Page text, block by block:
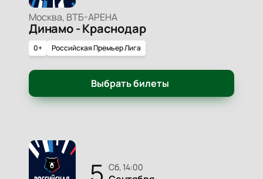
Москва, ВТБ-АРЕНА
Динамо - Краснодар
0+ Российская Премьер Лига
Выбрать билеты
сб, 14:00